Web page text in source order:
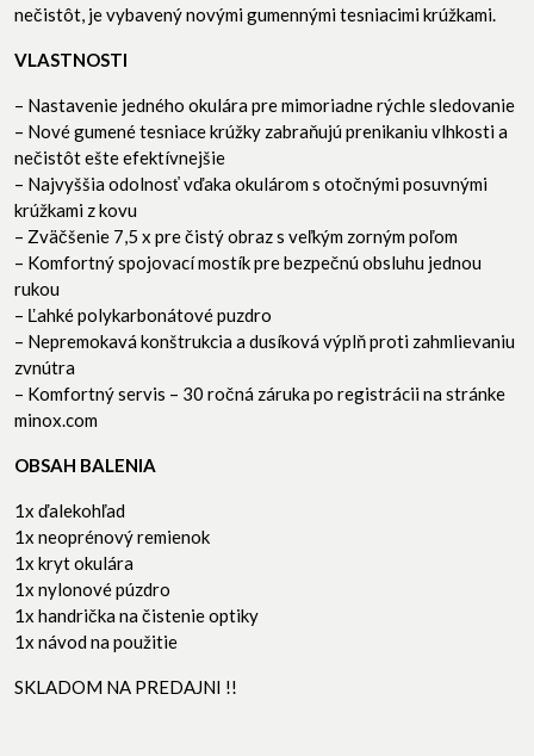
nečistôt, je vybavený novými gumennými tesniacimi krúžkami.
VLASTNOSTI
– Nastavenie jedného okulára pre mimoriadne rýchle sledovanie
– Nové gumené tesniace krúžky zabraňujú prenikaniu vlhkosti a
nečistôt ešte efektívnejšie
– Najvyššia odolnosť vďaka okulárom s otočnými posuvnými
krúžkami z kovu
– Zväčšenie 7,5 x pre čistý obraz s veľkým zorným poľom
– Komfortný spojovací mostík pre bezpečnú obsluhu jednou
rukou
– Ľahké polykarbonátové puzdro
– Nepremokavá konštrukcia a dusíková výplň proti zahmlievaniu
zvnútra
– Komfortný servis – 30 ročná záruka po registrácii na stránke
minox.com
OBSAH BALENIA
1x ďalekohľad
1x neoprénový remienok
1x kryt okulára
1x nylonové púzdro
1x handrička na čistenie optiky
1x návod na použitie
SKLADOM NA PREDAJNI !!